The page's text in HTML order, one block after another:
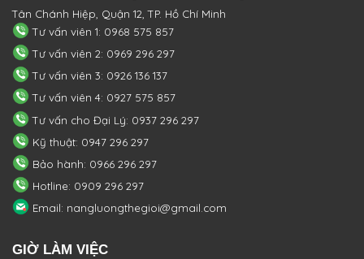
Tân Chánh Hiệp, Quận 12, TP. Hồ Chí Minh
Tư vấn viên 1: 0968 575 857
Tư vấn viên 2: 0969 296 297
Tư vấn viên 3: 0926 136 137
Tư vấn viên 4: 0927 575 857
Tư vấn cho Đại Lý: 0937 296 297
Kỹ thuật: 0947 296 297
Bảo hành: 0966 296 297
Hotline: 0909 296 297
Email: nangluongthegioi@gmail.com
GIỜ LÀM VIỆC